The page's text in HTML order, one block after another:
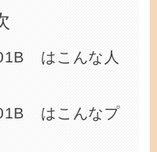
はこんな人
はこんなプ